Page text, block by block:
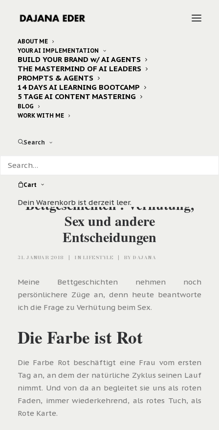
ABOUT ME
YOUR AI IMPLEMENTATION
BUILD YOUR BRAND w/ AI AGENTS
THE MASTERMIND OF AI LEADERS
PROMPTS & AGENTS
14 DAYS AI LEARNING BOOTCAMP
5 TAGE AI CONTENT MASTERING
BLOG
WORK WITH ME
Search
Cart
Dein Warenkorb ist derzeit leer.
Bettgeschichten : Verhütung,
Sex und andere
Entscheidungen
31. JANUAR 2018 | IN LIFESTYLE | BY DAJANA
Meine Bettgeschichten nehmen noch
persönlichere Züge an, denn heute beantworte
ich die Frage zu Verhütung beim Sex.
Die Farbe ist Rot
Die Farbe Rot beschäftigt eine Frau vom ersten
Tag an, an dem der natürliche Zyklus seinen Lauf
nimmt. Und von da an begleitet sie uns als roten
Faden, immer wiederkehrend, als rotes Tuch, als
Rote Karte.